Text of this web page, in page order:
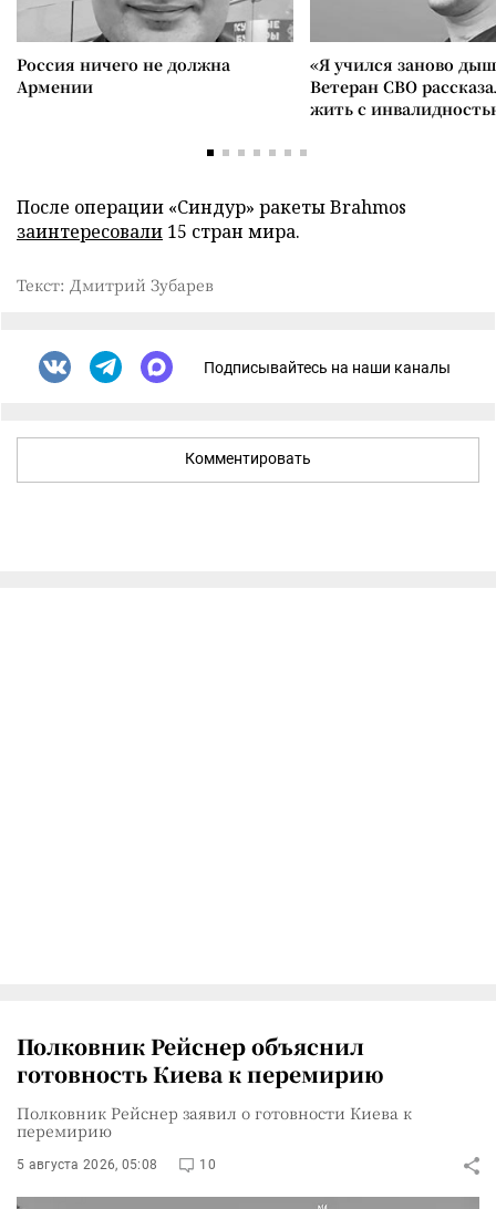
Россия ничего не должна
Армении
«Я учился заново
Ветеран СВО
жить с
После операции «Синдур» ракеты Brahmos
заинтересовали 15 стран мира.
Текст: Дмитрий Зубарев
Подписывайтесь на наши каналы
Комментировать
Полковник Рейснер объяснил
готовность Киева к перемирию
Полковник Рейснер заявил о готовности Киева к
перемирию
5 августа 2026, 05:08 10